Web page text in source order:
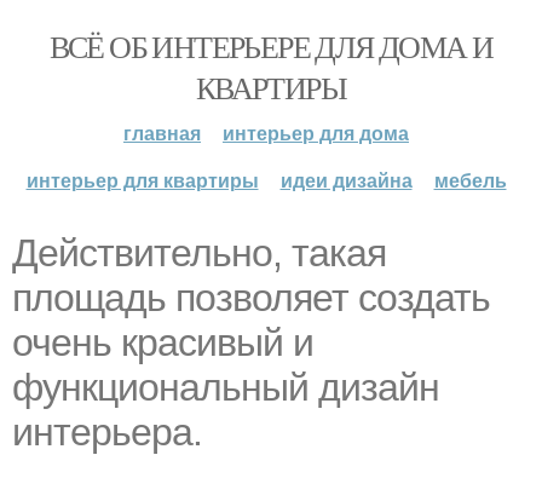
ВСЁ ОБ ИНТЕРЬЕРЕ ДЛЯ ДОМА И
КВАРТИРЫ
главная
интерьер для дома
интерьер для квартиры
идеи дизайна мебель
Действительно, такая
площадь позволяет создать
очень красивый и
функциональный дизайн
интерьера.